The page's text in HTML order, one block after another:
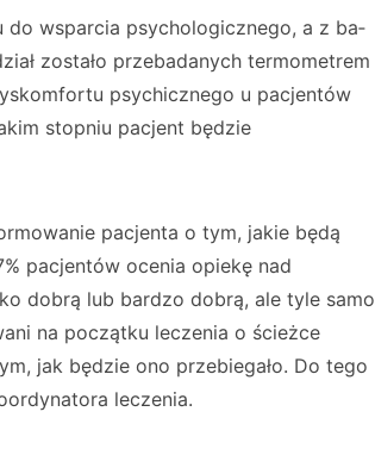
do wsparcia psychologicznego, a z ba­
zostało przebadanych termometrem
psychicznego u pacjentów
stopniu pacjent będzie
pacjenta o tym, jakie będą
pacjentów ocenia opiekę nad
do­brą lub bardzo dobrą, ale tyle samo
na początku leczenia o ścieżce
jak będzie ono przebiegało. Do tego
le­czenia.